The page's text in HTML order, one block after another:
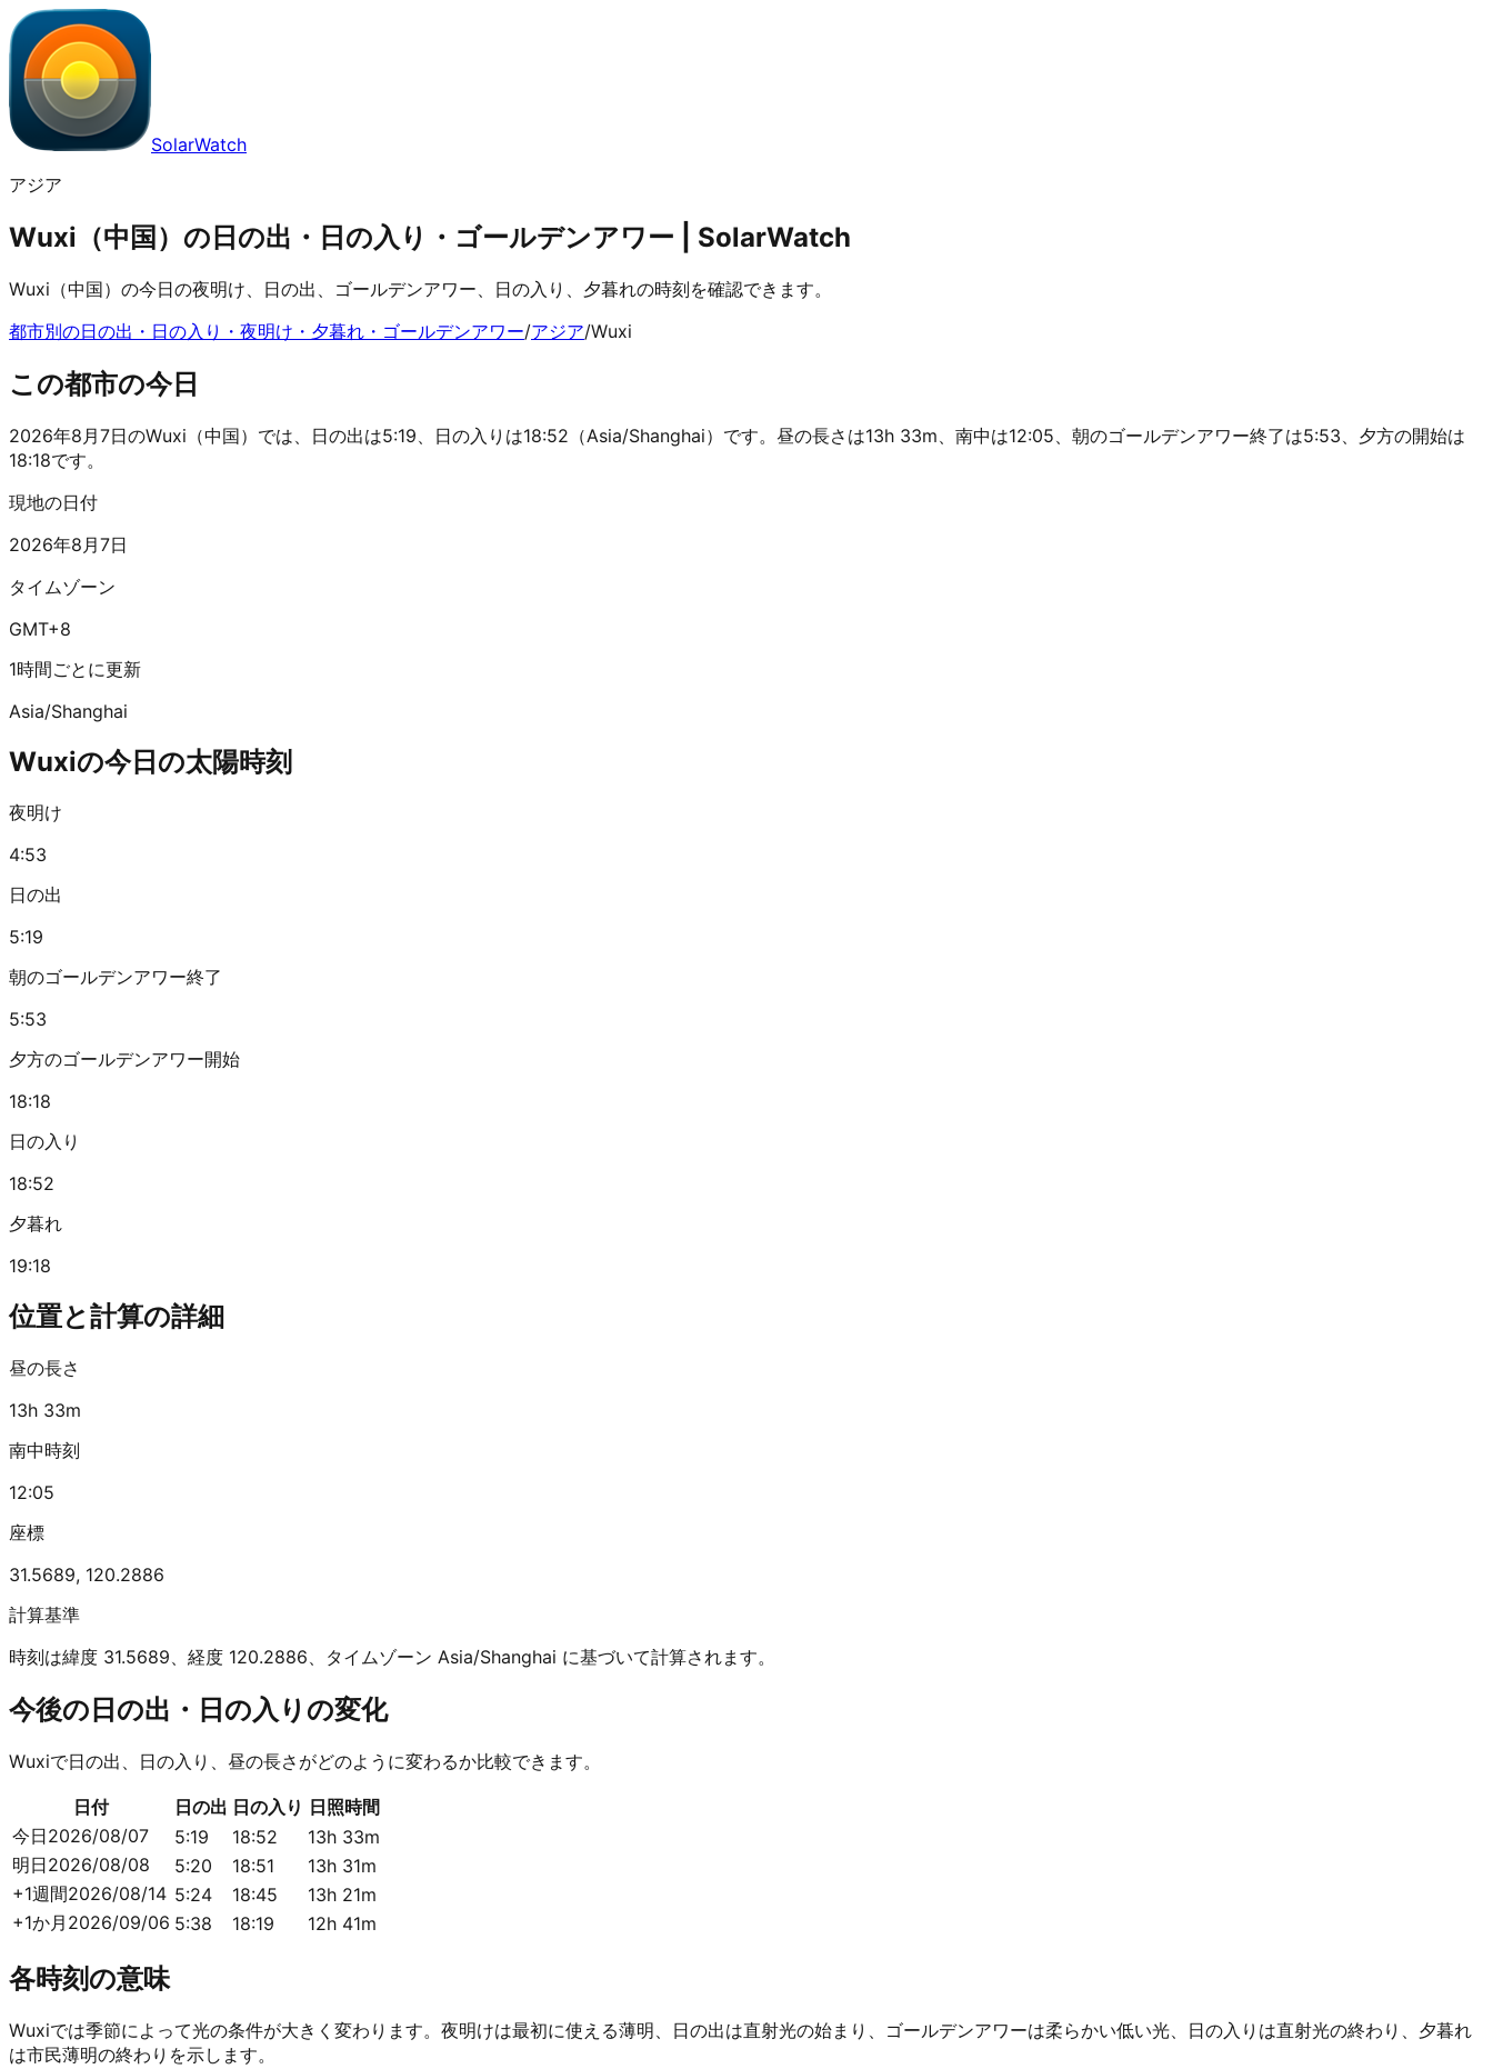
SolarWatch
アジア
Wuxi（中国）の日の出・日の入り・ゴールデンアワー | SolarWatch
Wuxi（中国）の今日の夜明け、日の出、ゴールデンアワー、日の入り、夕暮れの時刻を確認できます。
都市別の日の出・日の入り・夜明け・夕暮れ・ゴールデンアワー/アジア/Wuxi
この都市の今日
2026年8月7日のWuxi（中国）では、日の出は5:19、日の入りは18:52（Asia/Shanghai）です。昼の長さは13h 33m、南中は12:05、朝のゴールデンアワー終了は5:53、夕方の開始は
18:18です。
現地の日付
2026年8月7日
タイムゾーン
GMT+8
1時間ごとに更新
Asia/Shanghai
Wuxiの今日の太陽時刻
夜明け
4:53
日の出
5:19
朝のゴールデンアワー終了
5:53
夕方のゴールデンアワー開始
18:18
日の入り
18:52
夕暮れ
19:18
位置と計算の詳細
昼の長さ
13h 33m
南中時刻
12:05
座標
31.5689, 120.2886
計算基準
時刻は緯度 31.5689、経度 120.2886、タイムゾーン Asia/Shanghai に基づいて計算されます。
今後の日の出・日の入りの変化
Wuxiで日の出、日の入り、昼の長さがどのように変わるか比較できます。
日付 日の出 日の入り 日照時間
今日2026/08/07 5:19 18:52
13h 33m
明日2026/08/08 5:20 18:51
13h 31m
+1週間2026/08/14 5:24 18:45
13h 21m
+1か月 2026/09/06 5:38 18:19 12h 41m
各時刻の意味
Wuxiでは季節によって光の条件が大きく変わります。夜明けは最初に使える薄明、日の出は直射光の始まり、ゴールデンアワーは柔らかい低い光、日の入りは直射光の終わり、夕暮れ
は市民薄明の終わりを示します。